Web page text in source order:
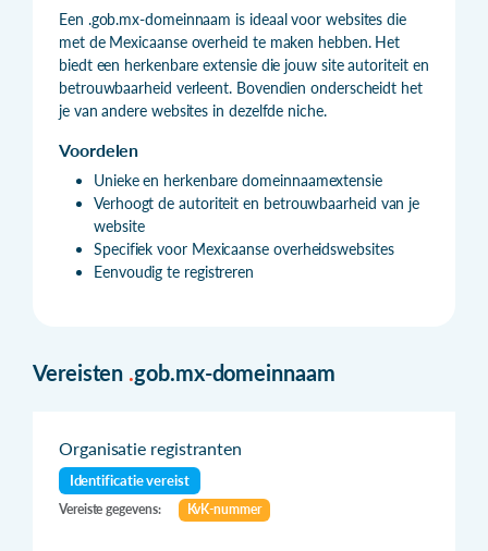
Een .gob.mx-domeinnaam is ideaal voor websites die
met de Mexicaanse overheid te maken hebben. Het
biedt een herkenbare extensie die jouw site autoriteit en
betrouwbaarheid verleent. Bovendien onderscheidt het
je van andere websites in dezelfde niche.
Voordelen
Unieke en herkenbare domeinnaamextensie
Verhoogt de autoriteit en betrouwbaarheid van je
website
Specifiek voor Mexicaanse overheidswebsites
Eenvoudig te registreren
Vereisten .gob.mx-domeinnaam
Organisatie registranten
Identificatie vereist
Vereiste gegevens: KvK-nummer